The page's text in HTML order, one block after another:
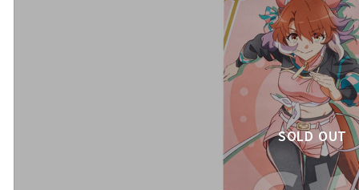
SOLD OUT